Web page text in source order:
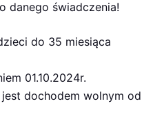
danego świadczenia!
do 35 miesiąca
01.10.2024r.
jest dochodem wolnym od